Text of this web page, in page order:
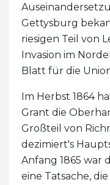
Gettysburg
riesigen Teil von
Invasion im
Blatt für die
Im Herbst 1864
Grant die
Großteil von
dezimiert's
Anfang 1865 war
eine Tatsache,